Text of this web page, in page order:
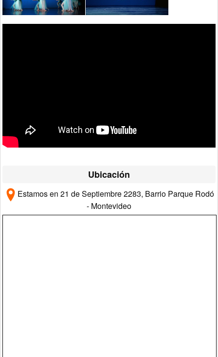
Ubicación
Estamos en 21 de Septiembre 2283, Barrio Parque Rodó
- Montevideo